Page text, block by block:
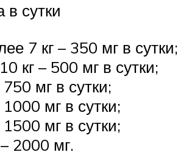
в сутки
7 кг – 350 мг в сутки;
кг – 500 мг в сутки;
мг в сутки;
мг в сутки;
мг в сутки;
2000 мг.